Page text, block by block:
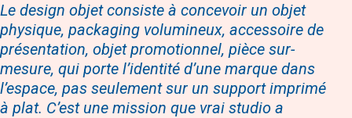
Le design objet consiste à concevoir un objet
physique, packaging volumineux, accessoire de
présentation, objet promotionnel, pièce sur-
mesure, qui porte l’identité d’une marque dans
l’espace, pas seulement sur un support imprimé
à plat. C’est une mission que vrai studio a